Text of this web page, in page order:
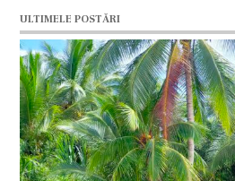
ULTIMELE POSTĂRI